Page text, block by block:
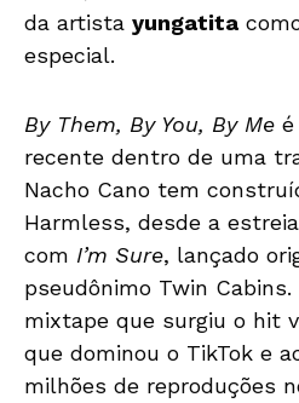
da artista yungatita
especial.
By Them, By You, By Me
recente dentro de uma
Nacho Cano tem
Harmless, desde a
com I’m Sure, lançado
pseudônimo Twin
mixtape que surgiu o hit
que dominou o TikTok e
milhões de reproduções